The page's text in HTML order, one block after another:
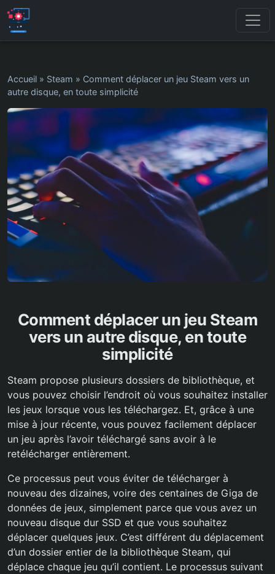
Accueil » Steam » Comment déplacer un jeu Steam vers un
autre disque, en toute simplicité
Comment déplacer un jeu Steam
vers un autre disque, en toute
simplicité
Steam propose plusieurs dossiers de bibliothèque, et
vous pouvez choisir l’endroit où vous souhaitez installer
les jeux lorsque vous les téléchargez. Et, grâce à une
mise à jour récente, vous pouvez facilement déplacer
un jeu après l’avoir téléchargé sans avoir à le
retélécharger entièrement.
Ce processus peut vous éviter de télécharger à
nouveau des dizaines, voire des centaines de Giga de
données de jeux, simplement parce que vous avez un
nouveau disque dur SSD et que vous souhaitez
déplacer quelques jeux. C’est différent du déplacement
d’un dossier entier de la bibliothèque Steam, qui
déplace chaque jeu qu’il contient. Le processus suivant